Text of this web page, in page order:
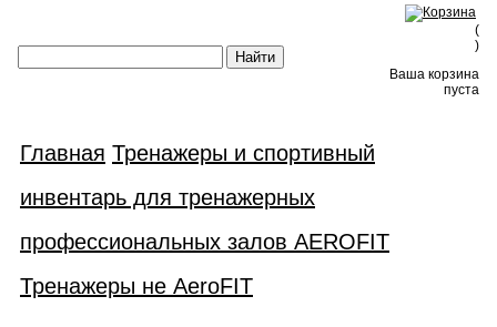
(
)
Ваша корзина
пуста
Главная Тренажеры и спортивный
инвентарь для тренажерных
профессиональных залов AEROFIT
Тренажеры не AeroFIT